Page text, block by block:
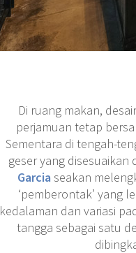
Di ruang makan,
perjamuan tetap
Sementara di tengah-
geser yang
Garcia seakan
‘pemberontak’ yang
kedalaman dan variasi
tangga sebagai satu